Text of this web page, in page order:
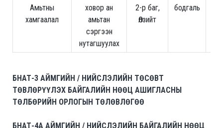
Амьтны
хамгаалал
ховор ан
амьтан
сэргээн
нутагшуулах
2-р баг,
Өлзийт
бодгаль
БНАТ-3 АЙМГИЙН / НИЙСЛЭЛИЙН ТӨСӨВТ
ТӨВЛӨРҮҮЛЭХ БАЙГАЛИЙН НӨӨЦ АШИГЛАСНЫ
ТӨЛБӨРИЙН ОРЛОГЫН ТӨЛӨВЛӨГӨӨ
БНАТ-4А АЙМГИЙН / НИЙСЛЭЛИЙН БАЙГАЛИЙН НӨӨЦ